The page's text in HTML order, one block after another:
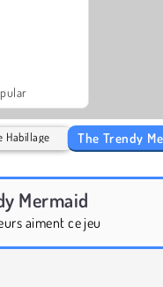
Habillage The Trendy
Mermaid
aiment ce jeu